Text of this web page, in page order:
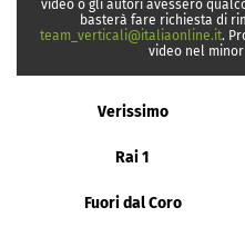
video o gli autori avessero
basterà fare richiesta di
team_verticali@italiaonline.it.
video nel
Verissimo
Rai 1
Fuori dal Coro